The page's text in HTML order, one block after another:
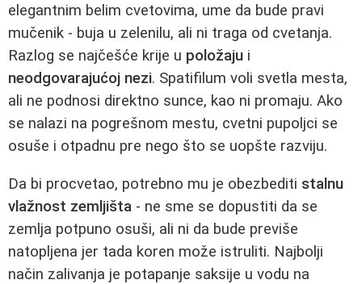
elegantnim belim cvetovima, ume da bude pravi
mučenik - buja u zelenilu, ali ni traga od cvetanja.
Razlog se najčešće krije u položaju i
neodgovarajućoj nezi. Spatifilum voli svetla mesta,
ali ne podnosi direktno sunce, kao ni promaju. Ako
se nalazi na pogrešnom mestu, cvetni pupoljci se
osuše i otpadnu pre nego što se uopšte razviju.
Da bi procvetao, potrebno mu je obezbediti stalnu
vlažnost zemljišta - ne sme se dopustiti da se
zemlja potpuno osuši, ali ni da bude previše
natopljena jer tada koren može istruliti. Najbolji
način zalivanja je potapanje saksije u vodu na